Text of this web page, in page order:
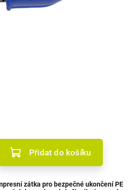
Přidat do košíku
zátka pro bezpečné ukončení PE